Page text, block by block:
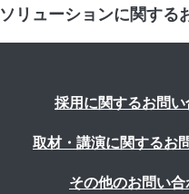
ソリューションに関する
採用に関するお問
取材・講演に関するお
その他のお問い